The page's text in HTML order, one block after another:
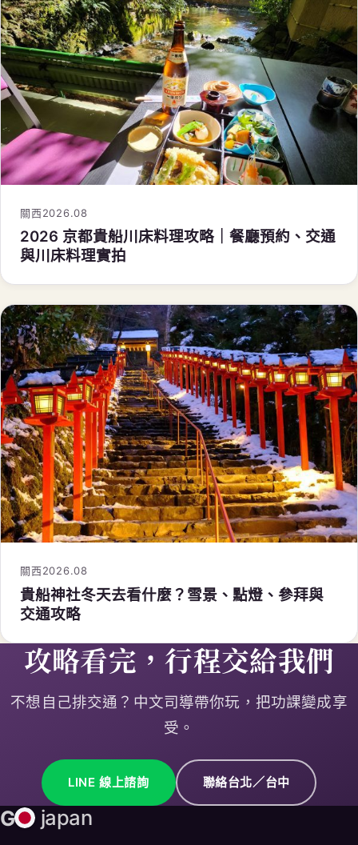
關西2026.08
2026 京都貴船川床料理攻略｜餐廳預約、交通
與川床料理實拍
關西2026.08
貴船神社冬天去看什麼？雪景、點燈、參拜與
交通攻略
攻略看完，行程交給我們
不想自己排交通？中文司導帶你玩，把功課變成享
受。
LINE 線上諮詢 聯絡台北／台中
G japan